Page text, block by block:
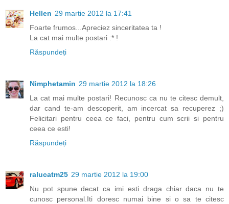
Hellen 29 martie 2012 la 17:41
Foarte frumos...Apreciez sinceritatea ta !
La cat mai multe postari :* !
Răspundeți
Nimphetamin 29 martie 2012 la 18:26
La cat mai multe postari! Recunosc ca nu te citesc demult,
dar cand te-am descoperit, am incercat sa recuperez ;)
Felicitari pentru ceea ce faci, pentru cum scrii si pentru
ceea ce esti!
Răspundeți
ralucatm25 29 martie 2012 la 19:00
Nu pot spune decat ca imi esti draga chiar daca nu te
cunosc personal.Iti doresc numai bine si o sa te citesc